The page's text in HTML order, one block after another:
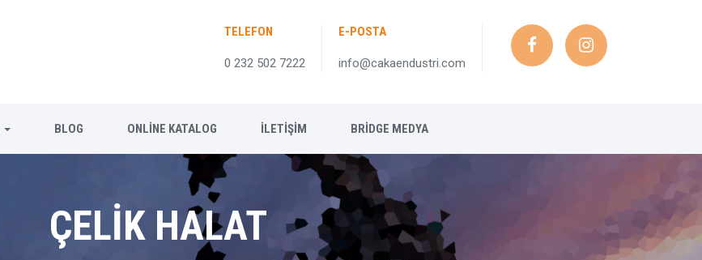
TELEFON
0 232 502 7222
E-POSTA
info@cakaendustri.com
BLOG ONLİNE KATALOG İLETIŞIM BRIDGE MEDYA
ÇELİK HALAT